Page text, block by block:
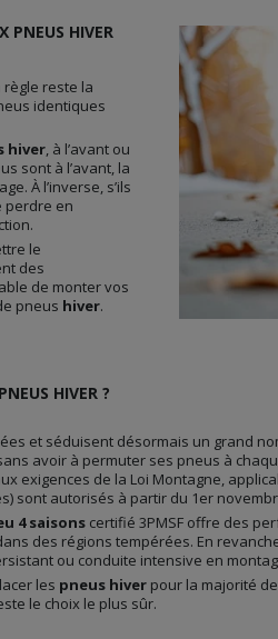
PNEUS HIVER
règle reste la
identiques
hiver , à l’avant ou
sont à l’avant, la
À l’inverse, s’ils
perdre en
le
des
de monter vos
pneus hiver.
HIVER ?
et séduisent désormais un grand
avoir à permuter ses pneus à
exigences de la Loi Montagne,
sont autorisés à partir du 1er
4 saisons certifié 3PMSF offre des
des régions tempérées. En
ou conduite intensive en
les pneus hiver pour la majorité
le choix le plus sûr.